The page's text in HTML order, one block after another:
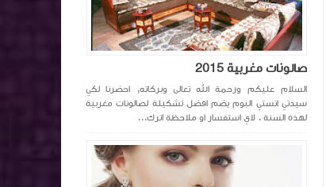
صالونات مغربية 2015
السلام عليكم ورحمة الله تعالى وبركاته, احضرنا لكي
سيدتي انستي البوم يضم افضل تشكيلة لصالونات مغربية
لهذه السنة . لاي استفسار او ملاحظة اترك...